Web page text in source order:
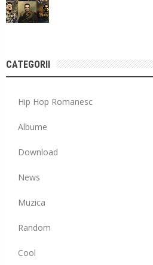
CATEGORII
Hip Hop Romanesc
Albume
Download
News
Muzica
Random
Cool